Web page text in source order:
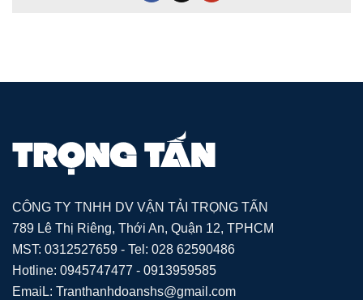
CÔNG TY TNHH DV VẬN TẢI TRỌNG TẤN
789 Lê Thị Riêng, Thới An, Quận 12, TPHCM
MST: 0312527659 - Tel: 028 62590486
Hotline: 0945747477 - 0913959585
EmaiL: Tranthanhdoanshs@gmail.com